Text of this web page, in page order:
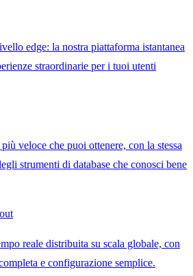
edge: la nostra piattaforma istantanea
straordinarie per i tuoi utenti
veloce che puoi ottenere, con la stessa
strumenti di database che conosci bene
reale distribuita su scala globale, con
e configurazione semplice.